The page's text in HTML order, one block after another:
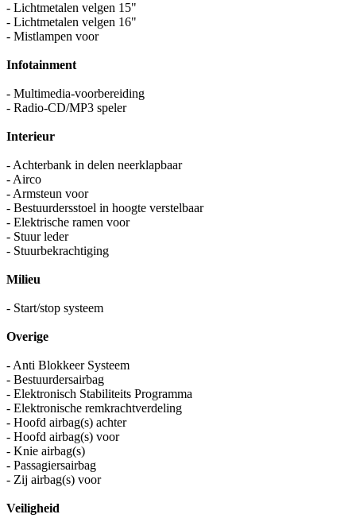
- Lichtmetalen velgen 15"
- Lichtmetalen velgen 16"
- Mistlampen voor
Infotainment
- Multimedia-voorbereiding
- Radio-CD/MP3 speler
Interieur
- Achterbank in delen neerklapbaar
- Airco
- Armsteun voor
- Bestuurdersstoel in hoogte verstelbaar
- Elektrische ramen voor
- Stuur leder
- Stuurbekrachtiging
Milieu
- Start/stop systeem
Overige
- Anti Blokkeer Systeem
- Bestuurdersairbag
- Elektronisch Stabiliteits Programma
- Elektronische remkrachtverdeling
- Hoofd airbag(s) achter
- Hoofd airbag(s) voor
- Knie airbag(s)
- Passagiersairbag
- Zij airbag(s) voor
Veiligheid